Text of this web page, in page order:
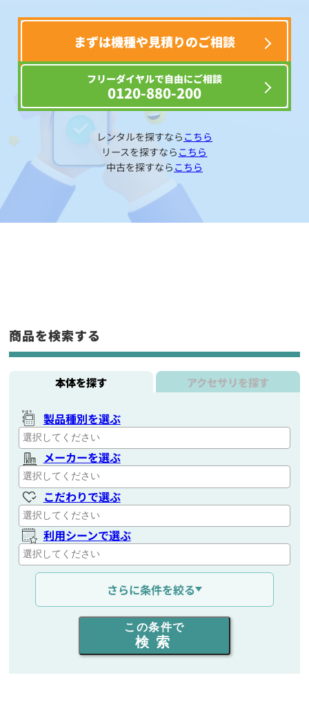
まずは機種や見積りのご相談
フリーダイヤルで自由にご相談
0120-880-200
レンタルを探すなら こちら
リースを探すなら こちら
中古を探すなら こちら
商品を検索する
本体を探す アクセサリを探す
製品種別を選ぶ
メーカーを選ぶ
こだわりで選ぶ
利用シーンで選ぶ
通信距離を選ぶ
出力を選ぶ
同時通話人数を選ぶ
さらに条件を絞る
この条件で
検索